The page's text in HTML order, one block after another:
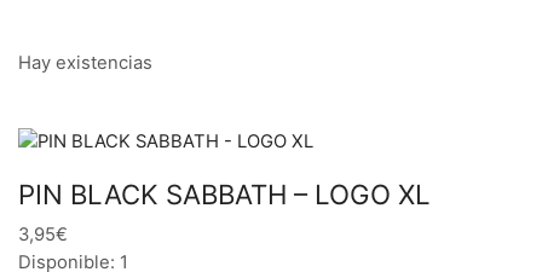
Hay existencias
PIN BLACK SABBATH – LOGO XL
3,95€
Disponible: 1